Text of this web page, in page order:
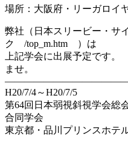
場所：大阪府・リーガロイ
弊社（日本スリービー・サ
ク /top_m.htm ）は
上記学会に出展予定です
ませ。
H20/7/4～H20/7/5
第64回日本弱視斜視学会総
合同学会
東京都・品川プリンスホ